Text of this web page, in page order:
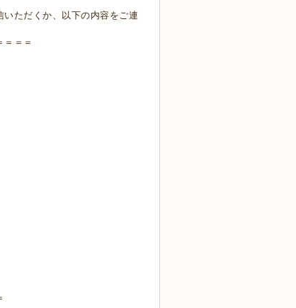
ただくか、以下の内容をご連
＝＝＝